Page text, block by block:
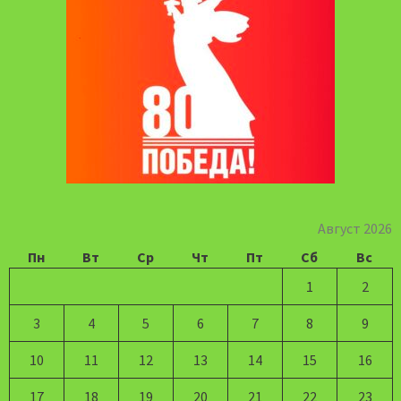
Август 2026
Пн
Вт Ср Чт Пт Сб
Вс
1
2
3 4 5 6 7 8 9
10 11 12 13 14 15 16
17 18 19 20 21 22 23